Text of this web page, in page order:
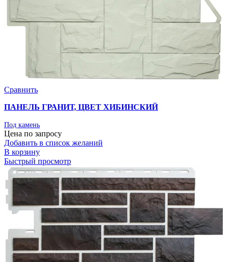
Сравнить
ПАНЕЛЬ ГРАНИТ, ЦВЕТ ХИБИНСКИЙ
Под камень
Цена по запросу
Добавить в список желаний
В корзину
Быстрый просмотр